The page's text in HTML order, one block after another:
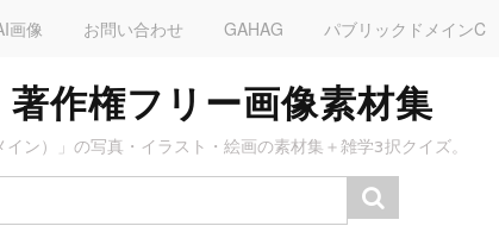
画像 お問い合わせ GAHAG パブリックドメインC
作権フリー画像素材集
ン）」の写真・イラスト・絵画の素材集＋雑学3択クイズ。